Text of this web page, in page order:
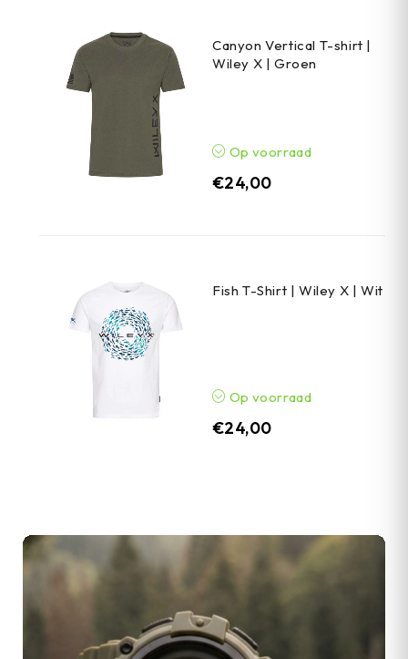
Canyon Vertical T-shirt |
Wiley X | Groen
Op voorraad
€24,00
Fish T-Shirt | Wiley X | Wit
Op voorraad
€24,00